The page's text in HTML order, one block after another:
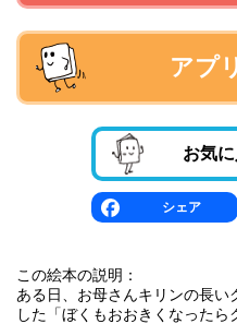
アプ
お気
シェア
この絵本の説明：
ある日、お母さんキリンの長い
した「ぼくもおおきくなった